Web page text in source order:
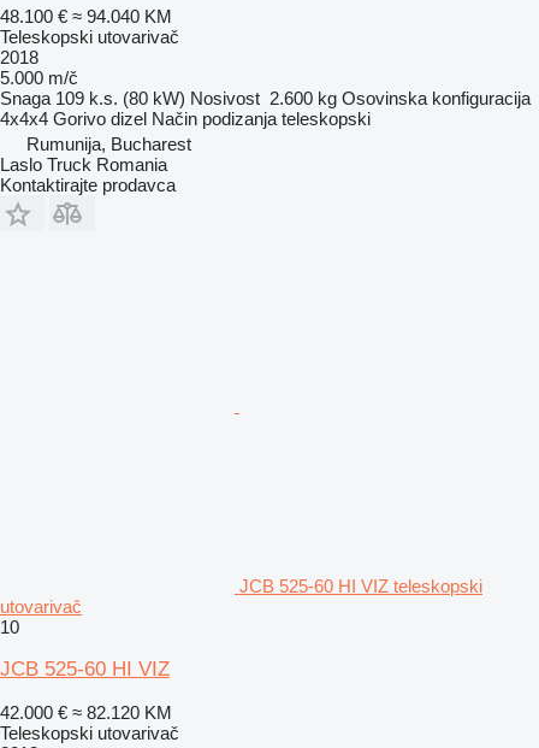
48.100 € ≈ 94.040 KM
Teleskopski utovarivač
2018
5.000 m/č
Snaga 109 k.s. (80 kW) Nosivost 2.600 kg Osovinska konfiguracija
4x4x4 Gorivo dizel Način podizanja teleskopski
Rumunija, Bucharest
Laslo Truck Romania
Kontaktirajte prodavca
JCB 525-60 HI VIZ teleskopski
utovarivač
10
JCB 525-60 HI VIZ
42.000 € ≈ 82.120 KM
Teleskopski utovarivač